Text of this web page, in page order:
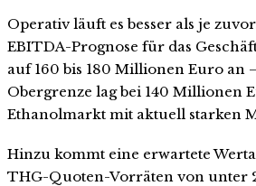
Operativ läuft es besser als je
EBITDA-Prognose für das
auf 160 bis 180 Millionen Euro an
Obergrenze lag bei 140 Millionen
Ethanolmarkt mit aktuell starken
Hinzu kommt eine erwartete
THG-Quoten-Vorräten von unter